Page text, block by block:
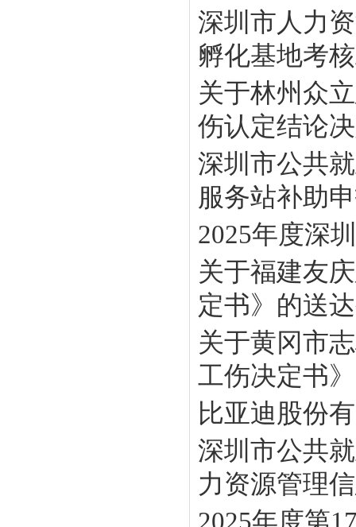
深圳市人力
孵化基地考
关于林州众
伤认定结论
深圳市公共
服务站补助
2025年度深
关于福建友
定书》的送
关于黄冈市
工伤决定书
比亚迪股份
深圳市公共
力资源管理
2025年度第